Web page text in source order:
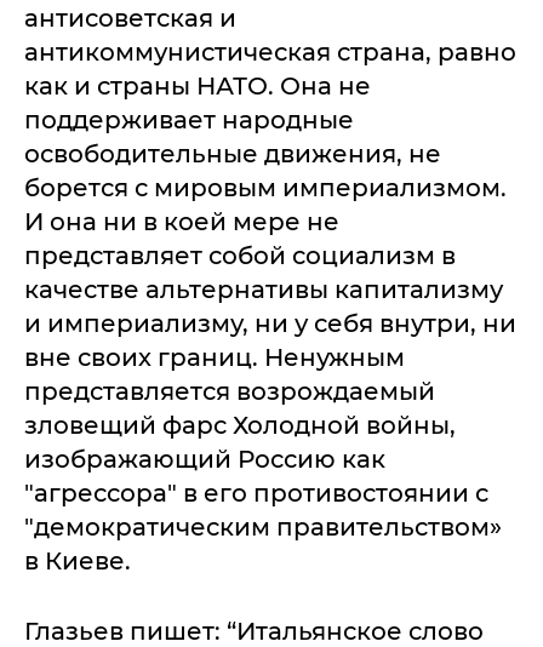
антисоветская и
антикоммунистическая страна, равно
как и страны НАТО. Она не
поддерживает народные
освободительные движения, не
борется с мировым империализмом.
И она ни в коей мере не
представляет собой социализм в
качестве альтернативы капитализму
и империализму, ни у себя внутри, ни
вне своих границ. Ненужным
представляется возрождаемый
зловещий фарс Холодной войны,
изображающий Россию как
"агрессора" в его противостоянии с
"демократическим правительством»
в Киеве.
Глазьев пишет: “Итальянское слово